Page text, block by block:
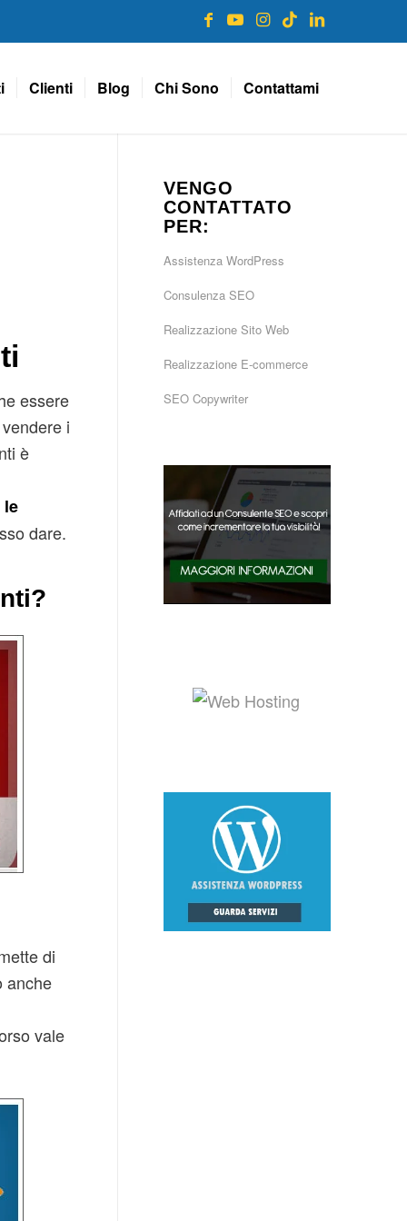
Clienti Blog Chi Sono Contattami
essere
i
è
dare.
di
anche
vale
VENGO
CONTATTATO
PER:
Assistenza WordPress
Consulenza SEO
Realizzazione Sito Web
Realizzazione E-commerce
SEO Copywriter